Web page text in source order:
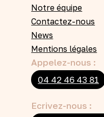
Notre équipe
Contactez-nous
News
Mentions légales
Appelez-nous :
04 42 46 43 81
Ecrivez-nous :